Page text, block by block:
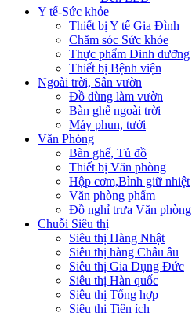
Y tế-Sức khỏe
Thiết bị Y tế Gia Đình
Chăm sóc Sức khỏe
Thực phẩm Dinh dưỡng
Thiết bị Bệnh viện
Ngoài trời, Sân vườn
Đồ dùng làm vườn
Bàn ghế ngoài trời
Máy phun, tưới
Văn Phòng
Bàn ghế, Tủ đồ
Thiết bị Văn phòng
Hộp cơm,Bình giữ nhiệt
Văn phòng phẩm
Đồ nghỉ trưa Văn phòng
Chuỗi Siêu thị
Siêu thị Hàng Nhật
Siêu thị hàng Châu âu
Siêu thị Gia Dụng Đức
Siêu thị Hàn quốc
Siêu thị Tổng hợp
Siêu thị Tiện ích